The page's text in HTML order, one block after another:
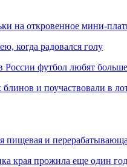
на откровенное мини-
когда радовался голу
России футбол любят
и поучаствовали в
пищевая и
края прожила еще один